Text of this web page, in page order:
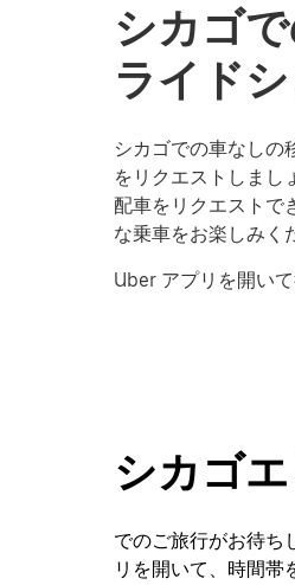
シカゴ
ライド
シカゴでの車なしの
をリクエストしま
配車をリクエストで
な乗車をお楽しみく
Uber アプリを開い
シカゴ
でのご旅行がお待ち
リを開いて、時間帯